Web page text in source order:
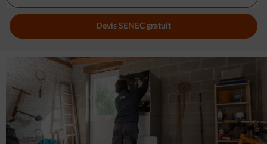
Devis SENEC gratuit